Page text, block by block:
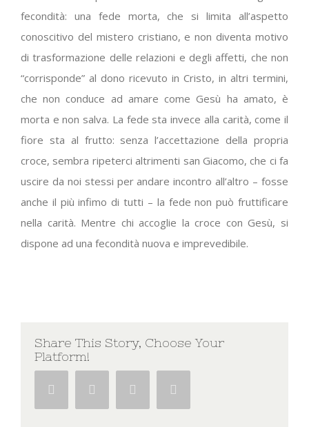
fecondità: una fede morta, che si limita all’aspetto
conoscitivo del mistero cristiano, e non diventa motivo
di trasformazione delle relazioni e degli affetti, che non
“corrisponde” al dono ricevuto in Cristo, in altri termini,
che non conduce ad amare come Gesù ha amato, è
morta e non salva. La fede sta invece alla carità, come il
fiore sta al frutto: senza l’accettazione della propria
croce, sembra ripeterci altrimenti san Giacomo, che ci fa
uscire da noi stessi per andare incontro all’altro – fosse
anche il più infimo di tutti – la fede non può fruttificare
nella carità. Mentre chi accoglie la croce con Gesù, si
dispone ad una fecondità nuova e imprevedibile.
Share This Story, Choose Your
Platform!
Facebook Twitter Google+